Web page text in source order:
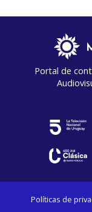
Portal de
Políticas de